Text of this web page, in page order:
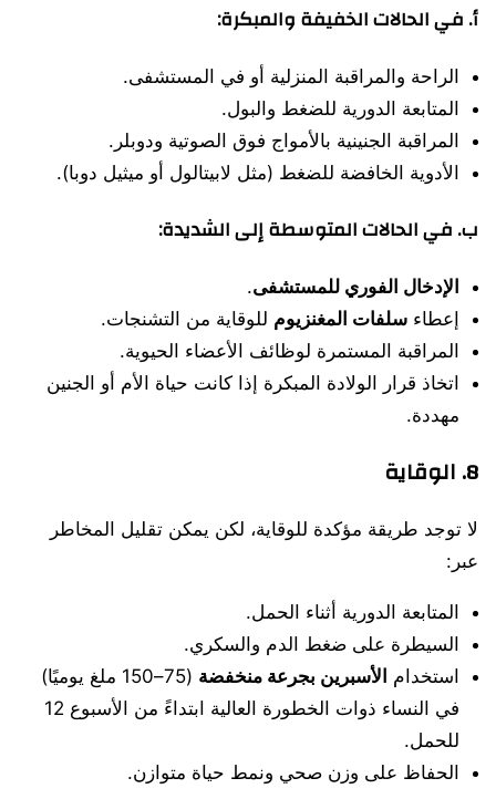
أ.في الحالات الخفيفة والمبكرة:
الراحة والمراقبة المنزلية أو في المستشفى.
المتابعة الدورية للضغط والبول.
المراقبة الجنينية بالأمواج فوق الصوتية ودوبلر.
الأدوية الخافضة للضغط (مثل لابيتالول أو ميثيل دوبا).
ب.في الحالات المتوسطة إلى الشديدة:
الإدخال الفوري للمستشفى.
إعطاء سلفات المغنزيوم للوقاية من التشنجات.
المراقبة المستمرة لوظائف الأعضاء الحيوية.
اتخاذ قرار الولادة المبكرة إذا كانت حياة الأم أو الجنين
مهددة.
8. الوقاية
لا توجد طريقة مؤكدة للوقاية، لكن يمكن تقليل المخاطر
عبر:
المتابعة الدورية أثناء الحمل.
السيطرة على ضغط الدم والسكري.
استخدام الأسبرين بجرعة منخفضة
(75–150 ملغ يوميًا)
في النساء ذوات الخطورة العالية ابتداءً من الأسبوع 12
للحمل.
الحفاظ على وزن صحي ونمط حياة متوازن.